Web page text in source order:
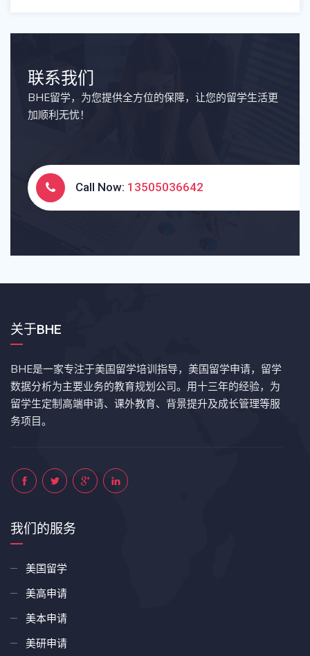
联系我们
BHE留学，为您提供全方位的保障，让您的留学生活更
加顺利无忧！
Call Now: 13505036642
关于BHE
BHE是一家专注于美国留学培训指导，美国留学申请，留学
数据分析为主要业务的教育规划公司。用十三年的经验，为
留学生定制高端申请、课外教育、背景提升及成长管理等服
务项目。
我们的服务
美国留学
美高申请
美本申请
美研申请